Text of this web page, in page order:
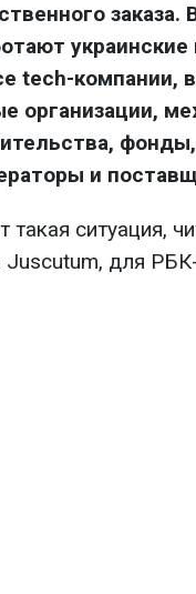
заказа.
украинские
tech-компании,
организации,
и
такая ситуация,
Juscutum, для